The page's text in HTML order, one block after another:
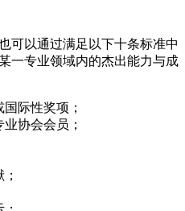
可以通过满足以下十条标准中
一专业领域内的杰出能力与成
际性奖项；
协会会员；